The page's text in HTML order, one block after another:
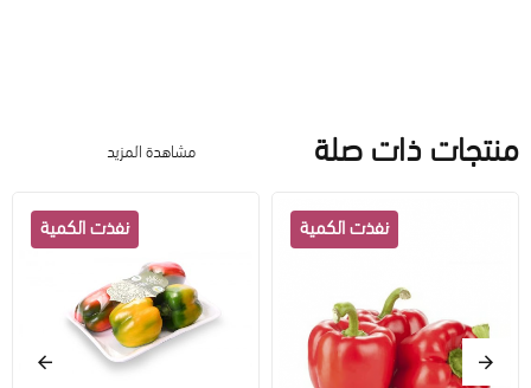
منتجات ذات صلة مشاهدة المزيد